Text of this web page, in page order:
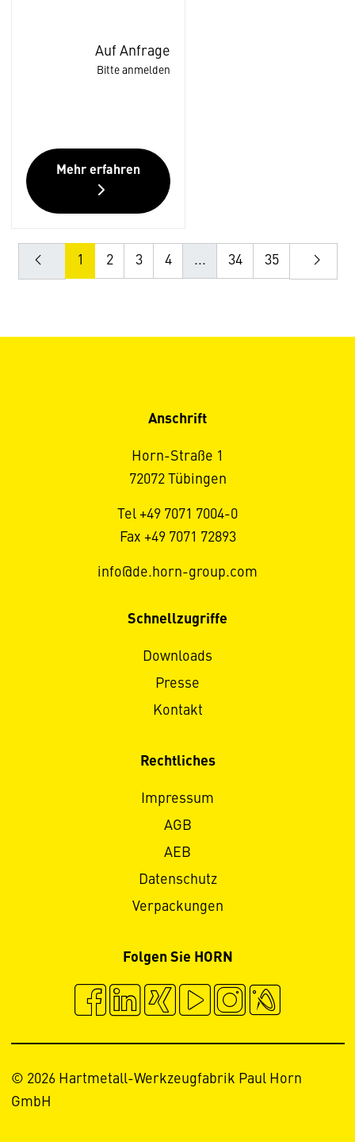
Auf Anfrage
Bitte anmelden
Mehr erfahren
1 2 3 4 ... 34 35
Anschrift
Horn-Straße 1
72072 Tübingen
Tel +49 7071 7004-0
Fax +49 7071 72893
info@de.horn-group.com
Schnellzugriffe
Downloads
Presse
Kontakt
Rechtliches
Impressum
AGB
AEB
Datenschutz
Verpackungen
Folgen Sie HORN
© 2026 Hartmetall-Werkzeugfabrik Paul Horn
GmbH